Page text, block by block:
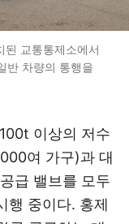
된 교통통제소에서
반 차량의 통행을
이상의 저수
여 가구)과 대
급 밸브를 모두
행 중이다. 홍제